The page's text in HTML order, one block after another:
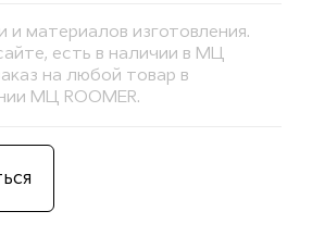
материалов изготовления.
есть в наличии в МЦ
на любой товар в
МЦ ROOMER.